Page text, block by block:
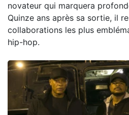
novateur qui marquera
Quinze ans après sa sortie, il
collaborations les plus
hip-hop.